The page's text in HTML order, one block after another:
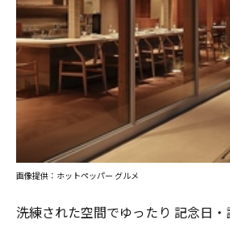
洗練された空間でゆったり 記念日
画像提供：ホットペッパー グルメ